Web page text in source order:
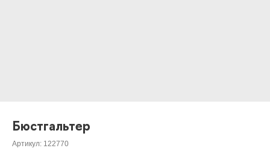
Бюстгальтер
Артикул: 122770